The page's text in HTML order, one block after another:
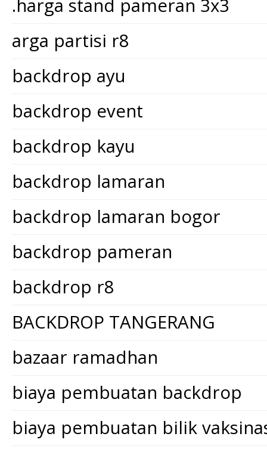
.harga stand pameran 3x3
arga partisi r8
backdrop ayu
backdrop event
backdrop kayu
backdrop lamaran
backdrop lamaran bogor
backdrop pameran
backdrop r8
BACKDROP TANGERANG
bazaar ramadhan
biaya pembuatan backdrop
biaya pembuatan bilik